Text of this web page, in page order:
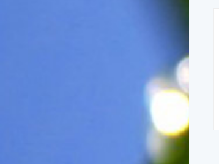
的生長。因為二期稻作最怕的
很重要的。◎節氣小漁夫在這
是多屬於暖水魚，例如東部的